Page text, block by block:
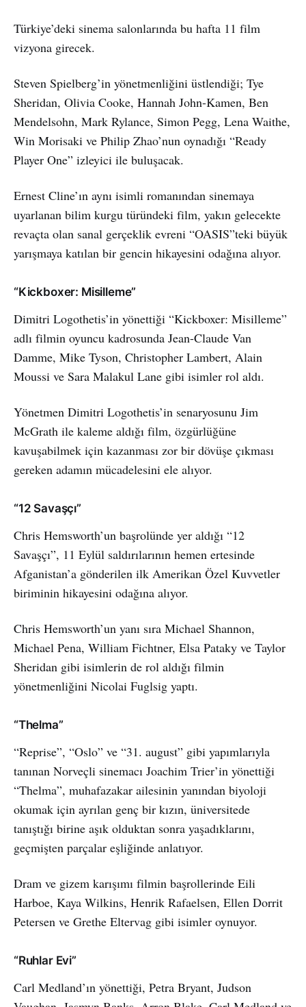
Türkiye’deki sinema salonlarında bu hafta 11 film
vizyona girecek.
Steven Spielberg’in yönetmenliğini üstlendiği; Tye
Sheridan, Olivia Cooke, Hannah John-Kamen, Ben
Mendelsohn, Mark Rylance, Simon Pegg, Lena Waithe,
Win Morisaki ve Philip Zhao’nun oynadığı “Ready
Player One” izleyici ile buluşacak.
Ernest Cline’ın aynı isimli romanından sinemaya
uyarlanan bilim kurgu türündeki film, yakın gelecekte
revaçta olan sanal gerçeklik evreni “OASIS”teki büyük
yarışmaya katılan bir gencin hikayesini odağına alıyor.
“Kickboxer: Misilleme”
Dimitri Logothetis’in yönettiği “Kickboxer: Misilleme”
adlı filmin oyuncu kadrosunda Jean-Claude Van
Damme, Mike Tyson, Christopher Lambert, Alain
Moussi ve Sara Malakul Lane gibi isimler rol aldı.
Yönetmen Dimitri Logothetis’in senaryosunu Jim
McGrath ile kaleme aldığı film, özgürlüğüne
kavuşabilmek için kazanması zor bir dövüşe çıkması
gereken adamın mücadelesini ele alıyor.
“12 Savaşçı”
Chris Hemsworth’un başrolünde yer aldığı “12
Savaşçı”, 11 Eylül saldırılarının hemen ertesinde
Afganistan’a gönderilen ilk Amerikan Özel Kuvvetler
biriminin hikayesini odağına alıyor.
Chris Hemsworth’un yanı sıra Michael Shannon,
Michael Pena, William Fichtner, Elsa Pataky ve Taylor
Sheridan gibi isimlerin de rol aldığı filmin
yönetmenliğini Nicolai Fuglsig yaptı.
“Thelma”
“Reprise”, “Oslo” ve “31. august” gibi yapımlarıyla
tanınan Norveçli sinemacı Joachim Trier’in yönettiği
“Thelma”, muhafazakar ailesinin yanından biyoloji
okumak için ayrılan genç bir kızın, üniversitede
tanıştığı birine aşık olduktan sonra yaşadıklarını,
geçmişten parçalar eşliğinde anlatıyor.
Dram ve gizem karışımı filmin başrollerinde Eili
Harboe, Kaya Wilkins, Henrik Rafaelsen, Ellen Dorrit
Petersen ve Grethe Eltervag gibi isimler oynuyor.
“Ruhlar Evi”
Carl Medland’ın yönettiği, Petra Bryant, Judson